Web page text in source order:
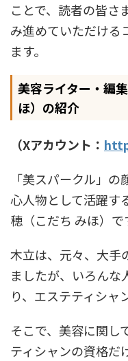
ことで、読者の皆さ
み進めていただける
ます。
美容ライター・編
ほ）の紹介
（Xアカウント：
「美スパークル」
心人物として活躍す
穂（こだち みほ）で
木立は、元々、大手
ましたが、いろんな
り、エステティシャ
そこで、美容に関し
ティシャンの資格だ